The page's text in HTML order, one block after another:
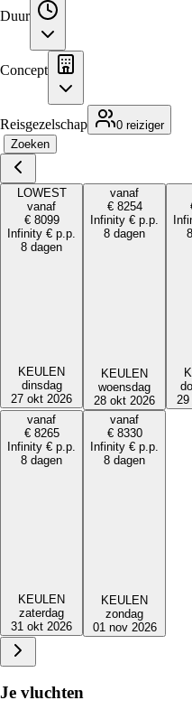
Duur
Concept
Reisgezelschap
0 reiziger
Zoeken
LOWEST
vanaf
€ 8099
Infinity € p.p.
8 dagen
KEULEN
dinsdag
27 okt 2026
vanaf
€ 8254
Infinity € p.p.
8 dagen
KEULEN
woensdag
28 okt 2026
vanaf
€ 8265
Infinity € p.p.
8 dagen
KEULEN
zaterdag
31 okt 2026
vanaf
€ 8330
Infinity € p.p.
8 dagen
KEULEN
zondag
01 nov 2026
Je vluchten